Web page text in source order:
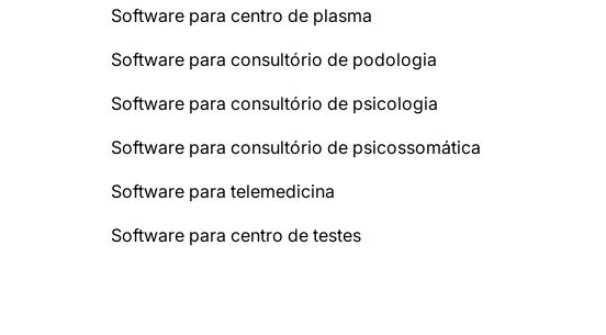
Software para centro de plasma
Software para consultório de podologia
Software para consultório de psicologia
Software para consultório de psicossomática
Software para telemedicina
Software para centro de testes